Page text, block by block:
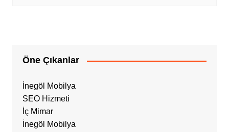
Öne Çıkanlar
İnegöl Mobilya
SEO Hizmeti
İç Mimar
İnegöl Mobilya